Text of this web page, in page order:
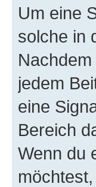
Um eine
solche in
jedem
eine
Bereich
Wenn du